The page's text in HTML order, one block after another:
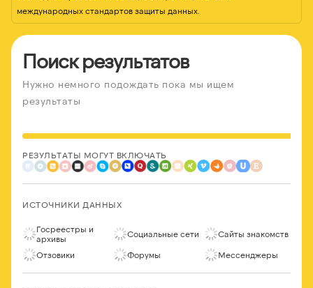
международных стандартов защиты данных.
Поиск результатов
Нужно немного подождать пока мы ищем
результаты
РЕЗУЛЬТАТЫ МОГУТ ВКЛЮЧАТЬ
ИСТОЧНИКИ ДАННЫХ
Госреестры и
архивы
Социальные сети Сайты знакомств
Отзовики Форумы Мессенджеры